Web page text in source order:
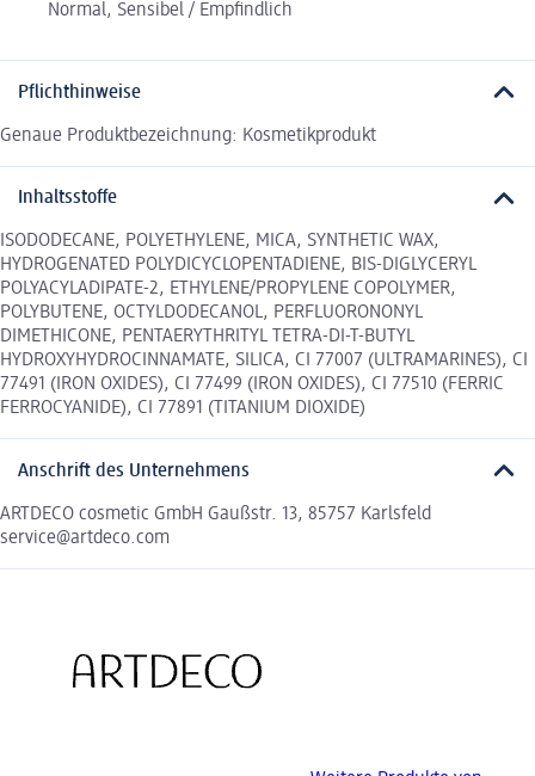
Normal, Sensibel / Empfindlich
Pflichthinweise
Genaue Produktbezeichnung: Kosmetikprodukt
Inhaltsstoffe
ISODODECANE, POLYETHYLENE, MICA, SYNTHETIC WAX,
HYDROGENATED POLYDICYCLOPENTADIENE, BIS-DIGLYCERYL
POLYACYLADIPATE-2, ETHYLENE/PROPYLENE COPOLYMER,
POLYBUTENE, OCTYLDODECANOL, PERFLUORONONYL
DIMETHICONE, PENTAERYTHRITYL TETRA-DI-T-BUTYL
HYDROXYHYDROCINNAMATE, SILICA, CI 77007 (ULTRAMARINES), CI
77491 (IRON OXIDES), CI 77499 (IRON OXIDES), CI 77510 (FERRIC
FERROCYANIDE), CI 77891 (TITANIUM DIOXIDE)
Anschrift des Unternehmens
ARTDECO cosmetic GmbH Gaußstr. 13, 85757 Karlsfeld
service@artdeco.com